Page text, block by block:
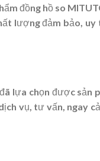
đồng hồ so
lượng đảm bảo, uy
lựa chọn được sản
vụ, tư vấn, ngay